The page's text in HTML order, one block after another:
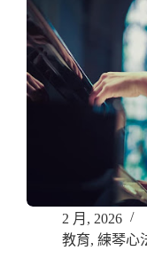
2 月, 2026
教育, 練琴心